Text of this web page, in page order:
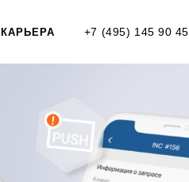
+7 (495) 145 90 45
КАРЬЕРА